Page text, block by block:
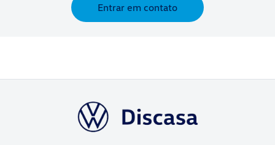
Entrar em contato